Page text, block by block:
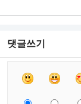
댓글쓰기